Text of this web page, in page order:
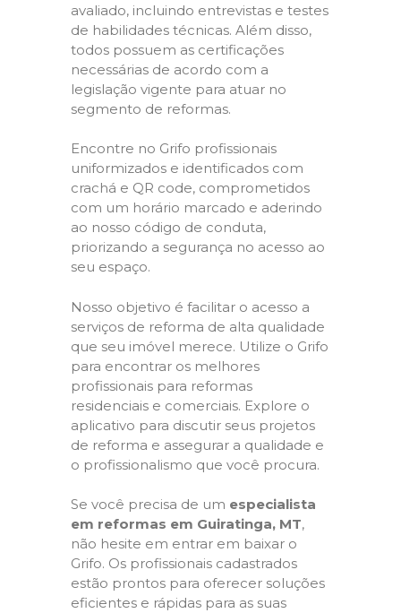
avaliado, incluindo entrevistas e testes
de habilidades técnicas. Além disso,
todos possuem as certificações
necessárias de acordo com a
legislação vigente para atuar no
segmento de reformas.
Encontre no Grifo profissionais
uniformizados e identificados com
crachá e QR code, comprometidos
com um horário marcado e aderindo
ao nosso código de conduta,
priorizando a segurança no acesso ao
seu espaço.
Nosso objetivo é facilitar o acesso a
serviços de reforma de alta qualidade
que seu imóvel merece. Utilize o Grifo
para encontrar os melhores
profissionais para reformas
residenciais e comerciais. Explore o
aplicativo para discutir seus projetos
de reforma e assegurar a qualidade e
o profissionalismo que você procura.
Se você precisa de um especialista
em reformas em Guiratinga, MT,
não hesite em entrar em baixar o
Grifo. Os profissionais cadastrados
estão prontos para oferecer soluções
eficientes e rápidas para as suas